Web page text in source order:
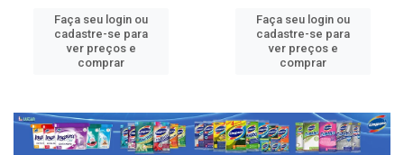
Faça seu login ou
cadastre-se para
ver preços e
comprar
Faça seu login ou
cadastre-se para
ver preços e
comprar